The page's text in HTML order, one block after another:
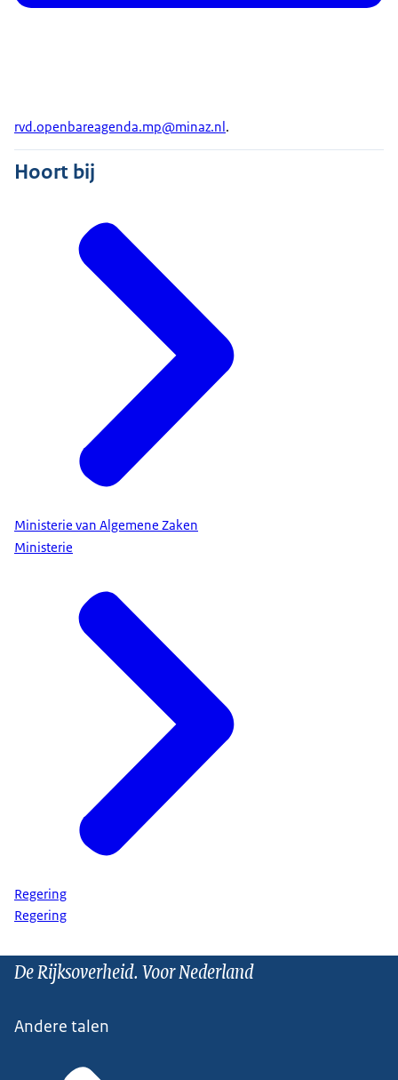
rvd.openbareagenda.mp@minaz.nl .
Hoort bij
Ministerie van Algemene Zaken
Ministerie
Regering
Regering
De Rijksoverheid. Voor Nederland
Andere talen